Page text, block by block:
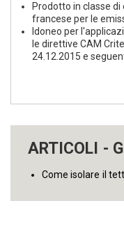
Prodotto in classe
francese per le
Idoneo per
le direttive CAM
24.12.2015 e
ARTICOLI -
Come isolare il